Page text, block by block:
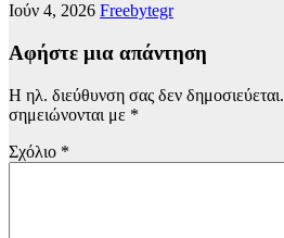
Ιούν 4, 2026 Freebytegr
Αφήστε μια απάντηση
Η ηλ. διεύθυνση σας δεν δημοσιεύεται.
σημειώνονται με *
Σχόλιο *